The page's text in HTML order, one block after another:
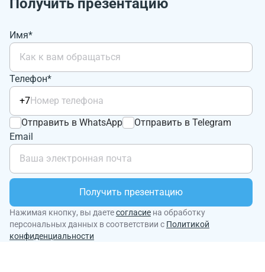
Получить презентацию
Имя*
Телефон*
+7
Отправить в WhatsApp
Отправить в Telegram
Email
Получить презентацию
Нажимая кнопку, вы даетесогласие на обработку
персональных данных в соответствии с Политикой
конфиденциальности